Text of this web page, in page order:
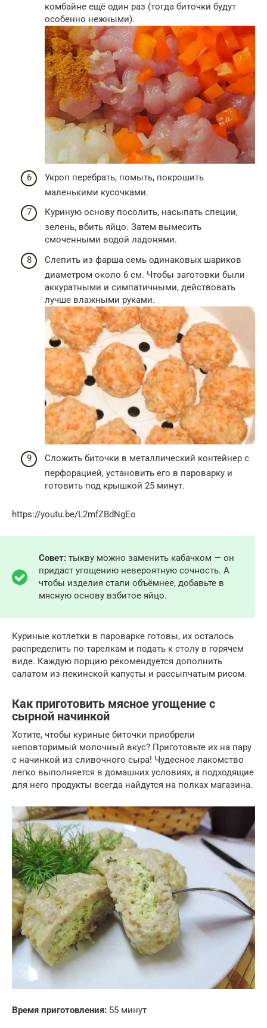
комбайне ещё один раз (тогда биточки будут
особенно нежными).
Укроп перебрать, помыть, покрошить
маленькими кусочками.
Куриную основу посолить, насыпать специи,
зелень, вбить яйцо. Затем вымесить
смоченными водой ладонями.
Слепить из фарша семь одинаковых шариков
диаметром около 6 см. Чтобы заготовки были
аккуратными и симпатичными, действовать
лучше влажными руками.
Сложить биточки в металлический контейнер с
перфорацией, установить его в пароварку и
готовить под крышкой 25 минут.
https://youtu.be/L2mfZBdNgEo
Совет: тыкву можно заменить кабачком — он
придаст угощению невероятную сочность. А
чтобы изделия стали объёмнее, добавьте в
мясную основу взбитое яйцо.
Куриные котлетки в пароварке готовы, их осталось
распределить по тарелкам и подать к столу в горячем
виде. Каждую порцию рекомендуется дополнить
салатом из пекинской капусты и рассыпчатым рисом.
Как приготовить мясное угощение с
сырной начинкой
Хотите, чтобы куриные биточки приобрели
неповторимый молочный вкус? Приготовьте их на пару
с начинкой из сливочного сыра! Чудесное лакомство
легко выполняется в домашних условиях, а подходящие
для него продукты всегда найдутся на полках магазина.
Время приготовления: 55 минут